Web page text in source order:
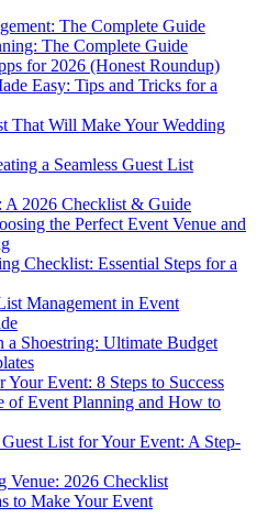
The Complete Guide
The Complete Guide
for 2026 (Honest Roundup)
Easy: Tips and Tricks for a
That Will Make Your Wedding
a Seamless Guest List
A 2026 Checklist & Guide
the Perfect Event Venue and
Checklist: Essential Steps for a
Management in Event
a Shoestring: Ultimate Budget
Your Event: 8 Steps to Success
of Event Planning and How to
List for Your Event: A Step-
Venue: 2026 Checklist
to Make Your Event